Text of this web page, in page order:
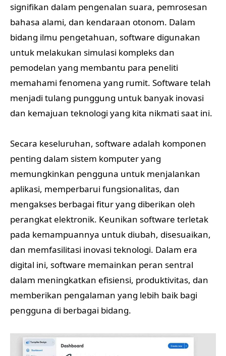
signifikan dalam pengenalan suara, pemrosesan
bahasa alami, dan kendaraan otonom. Dalam
bidang ilmu pengetahuan, software digunakan
untuk melakukan simulasi kompleks dan
pemodelan yang membantu para peneliti
memahami fenomena yang rumit. Software telah
menjadi tulang punggung untuk banyak inovasi
dan kemajuan teknologi yang kita nikmati saat ini.
Secara keseluruhan, software adalah komponen
penting dalam sistem komputer yang
memungkinkan pengguna untuk menjalankan
aplikasi, memperbarui fungsionalitas, dan
mengakses berbagai fitur yang diberikan oleh
perangkat elektronik. Keunikan software terletak
pada kemampuannya untuk diubah, disesuaikan,
dan memfasilitasi inovasi teknologi. Dalam era
digital ini, software memainkan peran sentral
dalam meningkatkan efisiensi, produktivitas, dan
memberikan pengalaman yang lebih baik bagi
pengguna di berbagai bidang.